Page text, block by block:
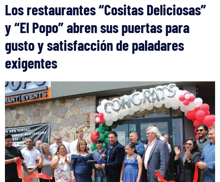
Los restaurantes “Cositas Deliciosas”
y “El Popo” abren sus puertas para
gusto y satisfacción de paladares
exigentes